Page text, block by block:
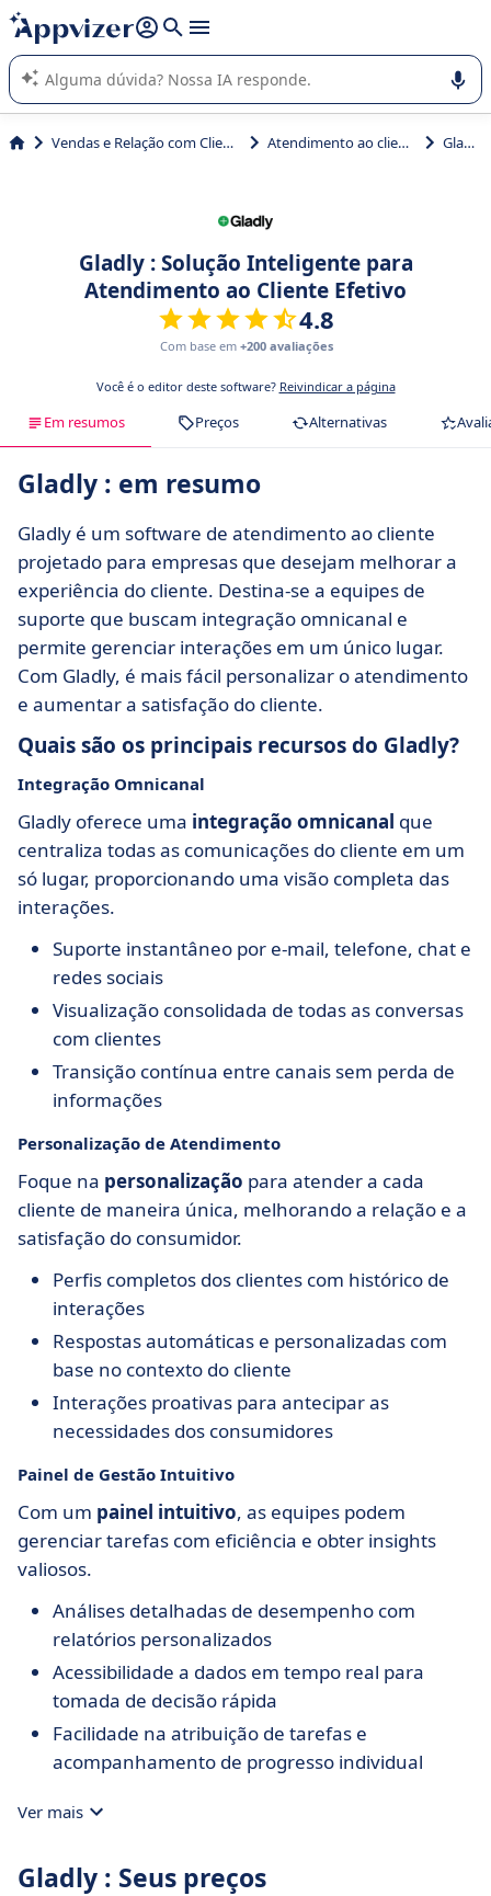
de nossa IA (várias linhas com
A IA do Appvizer o orienta no uso ou na seleção de software
SaaS para sua empresa.
Vendas e Relação com Cliente Atendimento ao cliente Gladly
Gladly : Solução Inteligente para
Atendimento ao Cliente Efetivo
4.8
Com base em +200 avaliações
Você é o editor deste software? Reivindicar a página
Em resumos Preços Alternativas
Gladly : em resumo
Gladly é um software de atendimento ao cliente
projetado para empresas que desejam melhorar a
experiência do cliente. Destina-se a equipes de
suporte que buscam integração omnicanal e
permite gerenciar interações em um único lugar.
Com Gladly, é mais fácil personalizar o atendimento
e aumentar a satisfação do cliente.
Quais são os principais recursos do Gladly?
Integração Omnicanal
Gladly oferece uma integração omnicanal que
centraliza todas as comunicações do cliente em um
só lugar, proporcionando uma visão completa das
interações.
Suporte instantâneo por e-mail, telefone, chat e
redes sociais
Visualização consolidada de todas as conversas
com clientes
Transição contínua entre canais sem perda de
informações
Personalização de Atendimento
Foque na personalização para atender a cada
cliente de maneira única, melhorando a relação e a
satisfação do consumidor.
Perfis completos dos clientes com histórico de
interações
Respostas automáticas e personalizadas com
base no contexto do cliente
Interações proativas para antecipar as
necessidades dos consumidores
Painel de Gestão Intuitivo
Com um painel intuitivo, as equipes podem
gerenciar tarefas com eficiência e obter insights
valiosos.
Análises detalhadas de desempenho com
relatórios personalizados
Acessibilidade a dados em tempo real para
tomada de decisão rápida
Facilidade na atribuição de tarefas e
acompanhamento de progresso individual
Ver mais
Gladly : Seus preços